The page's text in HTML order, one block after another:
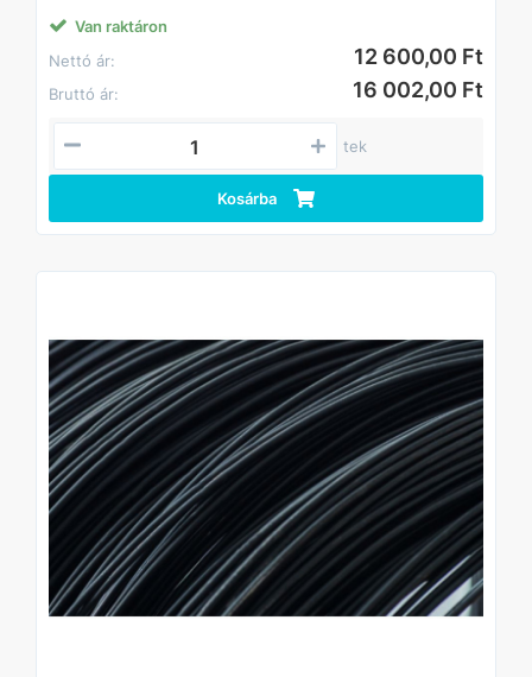
Van raktáron
Nettó ár:
12 600,00 Ft
Bruttó ár: 16 002,00 Ft
tek
Kosárba